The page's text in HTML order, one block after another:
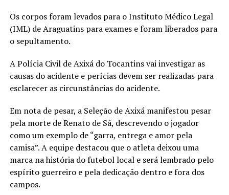
Os corpos foram levados para o Instituto Médico Legal
(IML) de Araguatins para exames e foram liberados para
o sepultamento.
A Polícia Civil de Axixá do Tocantins vai investigar as
causas do acidente e perícias devem ser realizadas para
esclarecer as circunstâncias do acidente.
Em nota de pesar, a Seleção de Axixá manifestou pesar
pela morte de Renato de Sá, descrevendo o jogador
como um exemplo de “garra, entrega e amor pela
camisa”. A equipe destacou que o atleta deixou uma
marca na história do futebol local e será lembrado pelo
espírito guerreiro e pela dedicação dentro e fora dos
campos.